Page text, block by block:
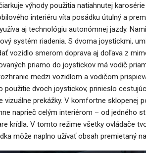
výhody použitia natiahnutej
interiéru víta posádku útulný a
aj technológiu autonómnej jazdy.
systém riadenia. S dvoma joystickmi,
vozidlo smerom doprava aj doľava z
priamo do joystickov má vodič
medzi vozidlom a vodičom
použitie dvoch joystickov, prinieslo
vizuálne prekážky. V komfortne sklopenej
naprieč celým interiérom – od jedného
krídla. V tomto režime všetky ovládače
môže naplno užívať obsah premietaný